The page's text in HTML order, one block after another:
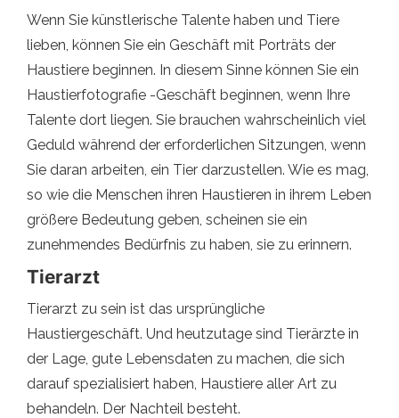
Wenn Sie künstlerische Talente haben und Tiere
lieben, können Sie ein Geschäft mit Porträts der
Haustiere beginnen. In diesem Sinne können Sie ein
Haustierfotografie -Geschäft beginnen, wenn Ihre
Talente dort liegen. Sie brauchen wahrscheinlich viel
Geduld während der erforderlichen Sitzungen, wenn
Sie daran arbeiten, ein Tier darzustellen. Wie es mag,
so wie die Menschen ihren Haustieren in ihrem Leben
größere Bedeutung geben, scheinen sie ein
zunehmendes Bedürfnis zu haben, sie zu erinnern.
Tierarzt
Tierarzt zu sein ist das ursprüngliche
Haustiergeschäft. Und heutzutage sind Tierärzte in
der Lage, gute Lebensdaten zu machen, die sich
darauf spezialisiert haben, Haustiere aller Art zu
behandeln. Der Nachteil besteht.